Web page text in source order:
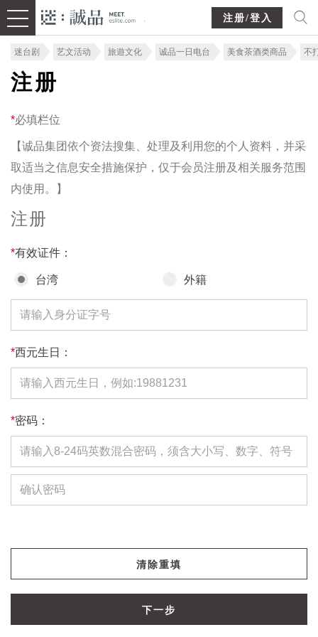
注册/登入
迷台剧 艺文活动 旅遊文化 诚品一日电台 美食茶酒类商品 不
注册
*必填栏位
【诚品集团依个资法搜集、处理及利用您的个人资料，并采
取适当之信息安全措施保护，仅于会员注册及相关服务范围
内使用。】
注册
*有效证件：
台湾 外籍
*西元生日：
*密码：